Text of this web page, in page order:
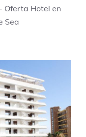
- Oferta Hotel en
Sea